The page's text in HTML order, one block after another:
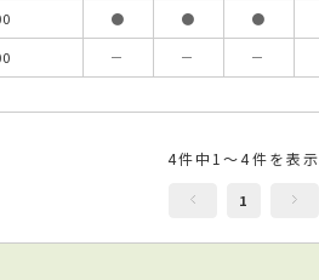
● ● ●
－ － －
4件中1～4件を表示
1